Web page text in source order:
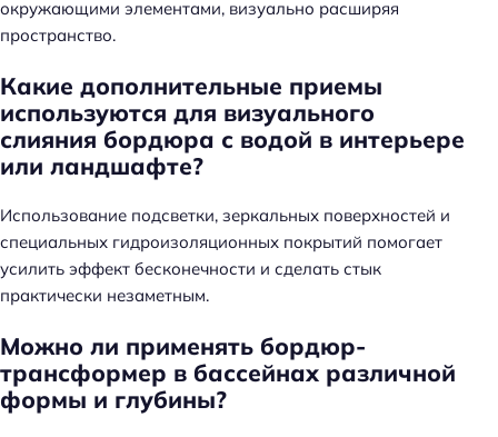
окружающими элементами, визуально расширяя
пространство.
Какие дополнительные приемы
используются для визуального
слияния бордюра с водой в интерьере
или ландшафте?
Использование подсветки, зеркальных поверхностей и
специальных гидроизоляционных покрытий помогает
усилить эффект бесконечности и сделать стык
практически незаметным.
Можно ли применять бордюр-
трансформер в бассейнах различной
формы и глубины?